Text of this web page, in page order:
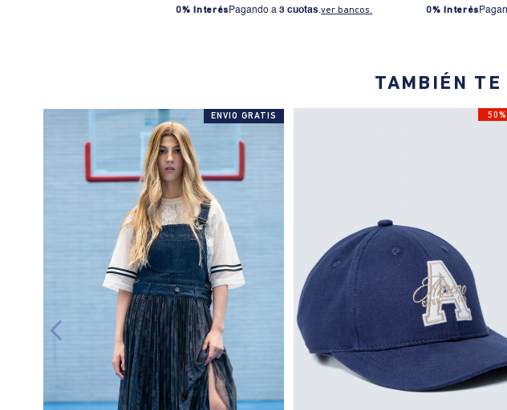
0% Interés Pagando a3 cuotas.ver bancos.
0% Interés
TAMBIÉN TE
ENVIO GRATIS